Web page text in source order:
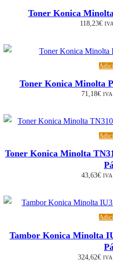
Toner Konica
118,23€
Toner Konica Minolta
71,18€ IVA
Toner Konica Minolta
43,63€ IVA
Tambor Konica Minolta
324,62€ IVA